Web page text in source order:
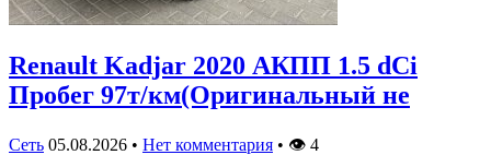
Renault Kadjar 2020 АКПП 1.5 dCi
Пробег 97т/км(Оригинальный не
Сеть 05.08.2026 • Нет комментария • 👁 4